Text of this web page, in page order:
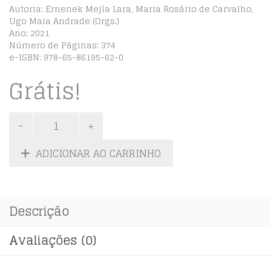
Autoria: Ernenek Mejía Lara, Maria Rosário de Carvalho,
Ugo Maia Andrade (Orgs.)
Ano: 2021
Número de Páginas: 374
e-ISBN: 978-65-86195-62-0
Grátis!
ADICIONAR AO CARRINHO
Descrição
Avaliações (0)